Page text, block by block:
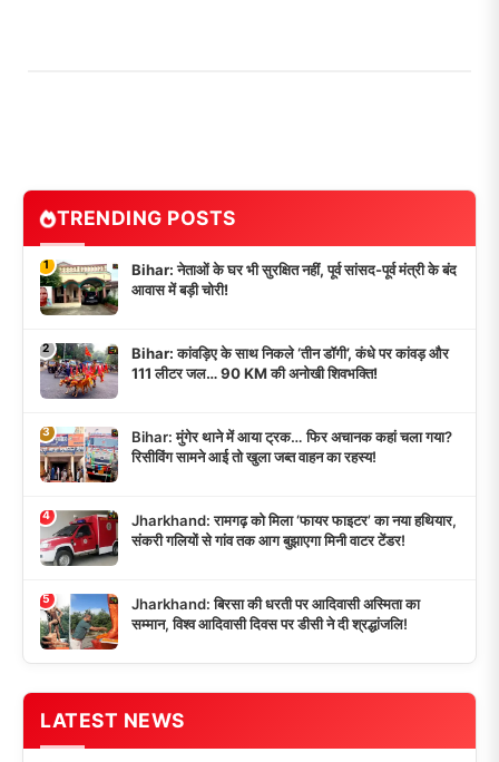
TRENDING POSTS
1
Bihar: नेताओं के घर भी सुरक्षित नहीं, पूर्व सांसद-पूर्व मंत्री के बंद
आवास में बड़ी चोरी!
2
Bihar: कांवड़िए के साथ निकले ‘तीन डॉगी’, कंधे पर कांवड़ और
111 लीटर जल… 90 KM की अनोखी शिवभक्ति!
3
Bihar: मुंगेर थाने में आया ट्रक… फिर अचानक कहां चला गया?
रिसीविंग सामने आई तो खुला जब्त वाहन का रहस्य!
4
Jharkhand: रामगढ़ को मिला ‘फायर फाइटर’ का नया हथियार,
संकरी गलियों से गांव तक आग बुझाएगा मिनी वाटर टेंडर!
5
Jharkhand: बिरसा की धरती पर आदिवासी अस्मिता का
सम्मान, विश्व आदिवासी दिवस पर डीसी ने दी श्रद्धांजलि!
LATEST NEWS